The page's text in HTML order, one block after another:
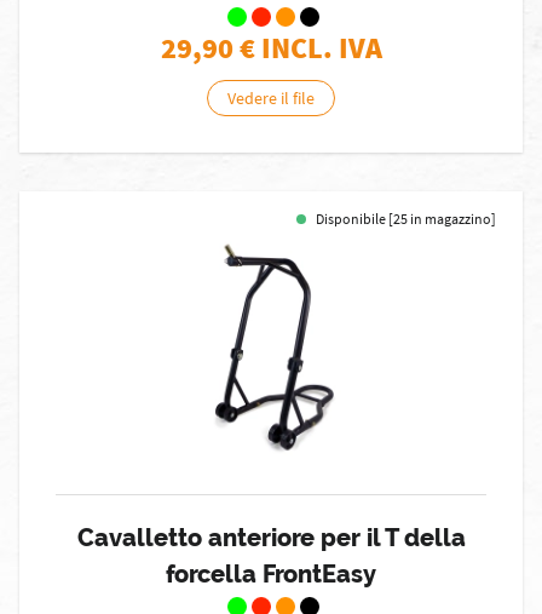
29,90€ INCL. IVA
Vedere il file
Disponibile [25 in magazzino]
Cavalletto anteriore per il T della
forcella FrontEasy